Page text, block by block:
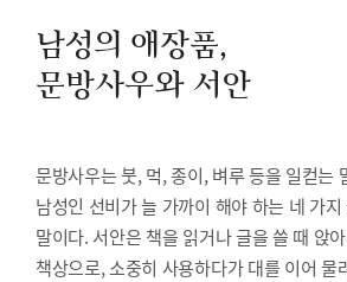
남성의 애장품,
문방사우와 서안
문방사우는 붓, 먹, 종이, 벼루 등을 일컫는
남성인 선비가 늘 가까이 해야 하는 네 가
말이다. 서안은 책을 읽거나 글을 쓸 때 앉
책상으로, 소중히 사용하다가 대를 이어 물